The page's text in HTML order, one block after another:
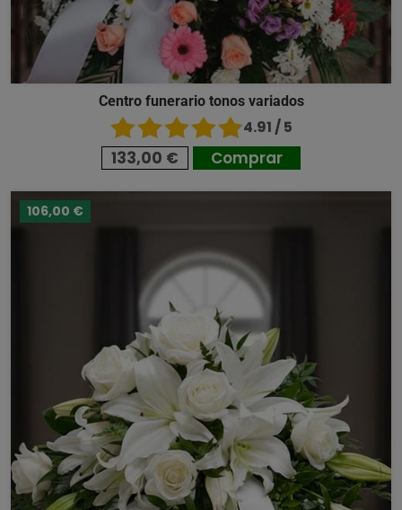
Centro funerario tonos variados
4.91 / 5
133,00 € Comprar
106,00 €